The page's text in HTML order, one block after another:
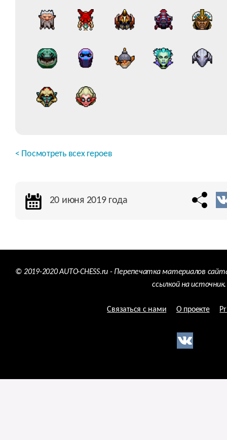
< Посмотреть всех героев
20 июня 2019 года
© 2019-2020 AUTO-CHESS.ru - Перепечатка материалов
ссылкой на источник.
Связаться с нами О проекте